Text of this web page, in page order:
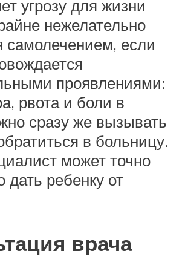
угрозу для жизни
нежелательно
самолечением, если
проявлениями:
рвота и боли в
сразу же вызывать
в больницу.
может точно
дать ребенку от
врача